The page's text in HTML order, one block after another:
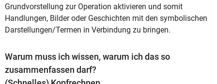
Grundvorstellung zur Operation aktivieren und somit
Handlungen, Bilder oder Geschichten mit den symbolischen
Darstellungen/Termen in Verbindung zu bringen.
Warum muss ich wissen, warum ich das so
zusammenfassen darf?